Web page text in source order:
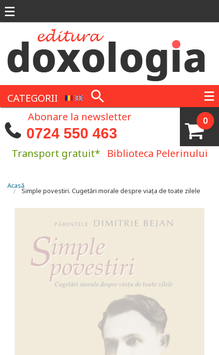
CATEGORII
0
Abonare la newsletter
0724 550 463
Transport gratuit* Biblioteca Pelerinului
Eşti aici
Acasă
Simple povestiri. Cugetări morale despre viaţa de toate zilele